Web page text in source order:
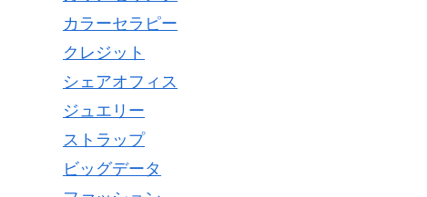
カラーセラピー
クレジット
シェアオフィス
ジュエリー
ストラップ
ビッグデータ